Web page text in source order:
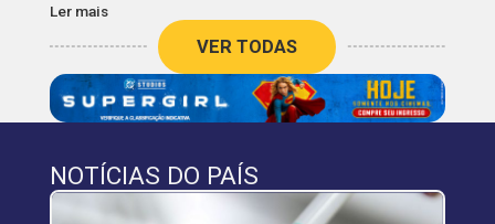
Ler mais
VER TODAS
NOTÍCIAS DO PAÍS